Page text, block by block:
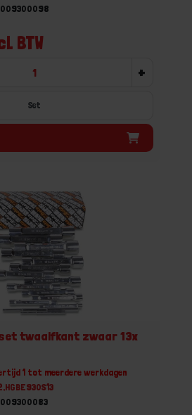
BTW
+
Set
twaalfkant zwaar 13x
1 tot meerdere werkdagen